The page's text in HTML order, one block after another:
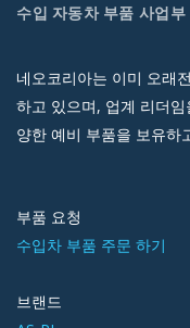
수입 자동차 부품 사업부
네오코리아는 이미 오래
하고 있으며, 업계 리더
양한 예비 부품을 보유하
부품 요청
수입차 부품 주문 하기
브랜드